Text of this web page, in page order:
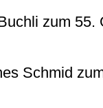
zum 55.
Schmid